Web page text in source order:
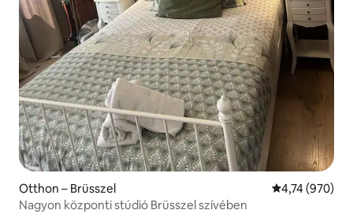
Otthon – Brüsszel Átlagos
4,74 (970)
Nagyon központi stúdió Brüsszel szívében